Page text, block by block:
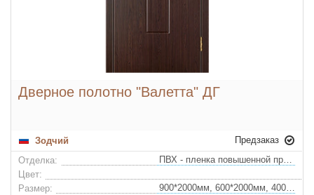
Дверное полотно "Валетта" ДГ
Зодчий
Предзаказ
Отделка:
ПВХ - пленка повышенной прочности
Цвет:
Размер:
900*2000мм, 600*2000мм, 400*2000мм, 700*2000мм, 800*2000мм